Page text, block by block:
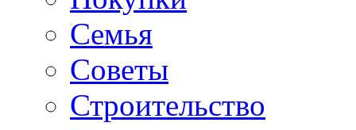
Семья
Советы
Строительство